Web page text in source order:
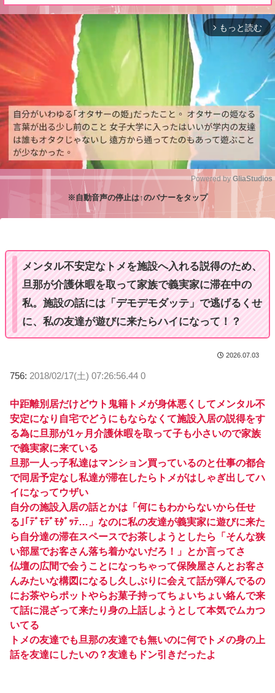
arrow_forward_ios もっと読む
Powered by GliaStudios
※自動音声の停止は↑のバナーをタップ
メンタル不安定なトメを施設へ入れる説得のため、
旦那が介護休暇を取って家族で義実家に滞在中の
私。施設の話には「デモデモダッテ」で逃げるくせ
に、私の友達が遊びに来たらハイになって！？
2026.07.03
756: 2018/02/17(土) 07:26:56.44 0
中距離別居だけどウト鬼籍トメが身体悪くしてメンタル不
安定になり自宅でどうにもならなくて施設入居の説得をす
る為に旦那が1ヶ月介護休暇を取って子も小さいので家族
で義実家に来ている
旦那一人っ子私達はマンション買っているのと仕事の都合
で同居予定なし私達が滞在したらトメがはしゃぎ出してハ
イになってウザい
自分の施設入居の話とかは「何にもわからないから任せ
る｣｢ﾃﾞﾓﾃﾞﾓﾀﾞｯﾃ…」なのに私の友達が義実家に遊びに来た
ら自分達の滞在スペースでお茶しようとしたら「そんな狭
い部屋でお客さん落ち着かないだろ！」とか言ってさ
仏壇の広間で会うことになっちゃって保険屋さんとお客さ
んみたいな構図になるし久しぶりに会えて話が弾んでるの
にお茶やらポットやらお菓子持ってちょいちょい絡んで来
て話に混ざって来たり身の上話しようとして本気でムカつ
いてる
トメの友達でも旦那の友達でも無いのに何でトメの身の上
話を友達にしたいの？友達もドン引きだったよ